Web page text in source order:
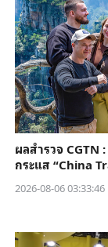
ผลสำรวจ
กระแส “China
2026-08-06 03:33:46